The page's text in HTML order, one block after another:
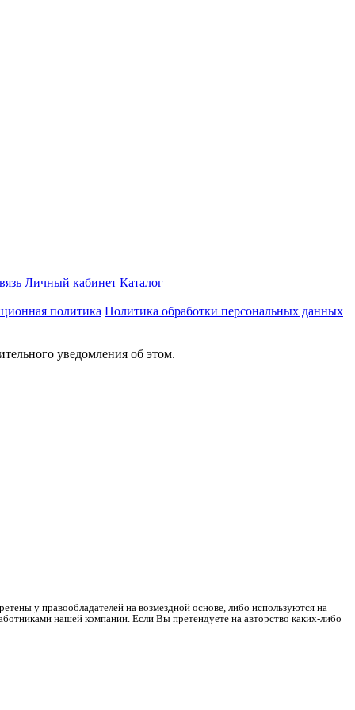
Личный кабинет Каталог
политика Политика обработки персональных данных
уведомления об этом.
у правообладателей на возмездной основе, либо используются на
нашей компании. Если Вы претендуете на авторство каких-либо